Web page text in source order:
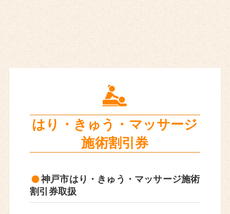
はり・きゅう・ マッサージ
施術割引券
神戸市はり・きゅう・マッサージ施術
割引券取扱